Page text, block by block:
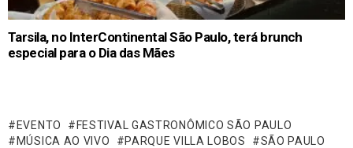
Tarsila, no InterContinental São Paulo, terá brunch
especial para o Dia das Mães
EVENTO
FESTIVAL GASTRONÔMICO SÃO PAULO
MÚSICA AO VIVO
PARQUE VILLA LOBOS
SÃO PAULO